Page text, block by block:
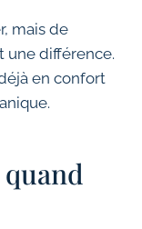
mais de
une différence.
en confort